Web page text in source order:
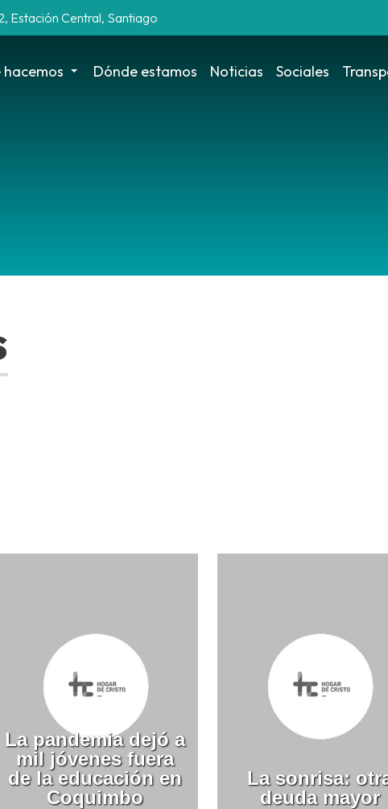
Estación Central, Santiago
hacemos Dónde estamos Noticias Sociales
La pandemia dejó a
mil jóvenes fuera
de la educación en
Coquimbo
La sonrisa:
deuda mayor